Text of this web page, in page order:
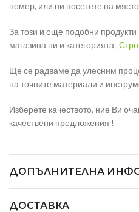
номер, или ни посетете на
За този и още подобни
магазина ни и категорията „
Ще се радваме да улесним
на точните материали и
Изберете качеството, ние Ви
качествени предложения !
ДОПЪЛНИТЕЛНА
ДОСТАВКА